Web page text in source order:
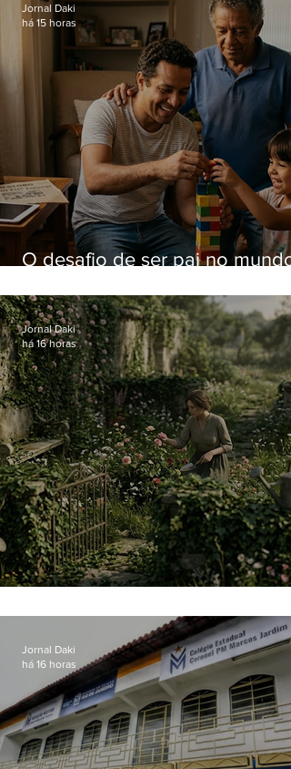
O desafio de ser pai no mundo
Jornal Daki
há 15 horas
Jornal Daki
há 16 horas
Jornal Daki
há 16 horas